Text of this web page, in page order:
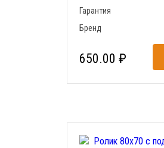
Гарантия
Бренд
650.00 ₽